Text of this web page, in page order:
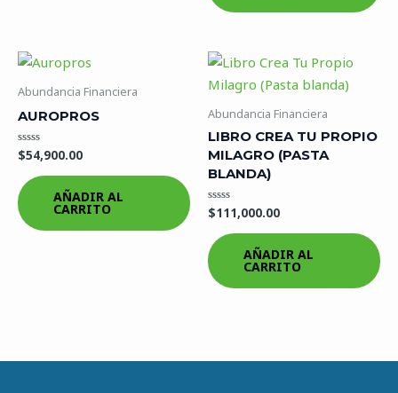
Abundancia Financiera
AUROPROS
Valorado
en
de
5
$54,900.00
AÑADIR AL
CARRITO
Abundancia Financiera
LIBRO CREA TU PROPIO
MILAGRO (PASTA
BLANDA)
Valorado
en
de
5
$111,000.00
AÑADIR AL
CARRITO